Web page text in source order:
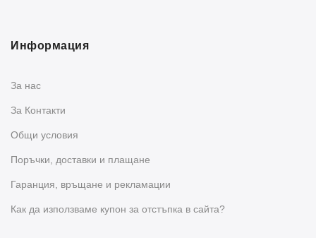
Информация
За нас
За Контакти
Общи условия
Поръчки, доставки и плащане
Гаранция, връщане и рекламации
Как да използваме купон за отстъпка в сайта?